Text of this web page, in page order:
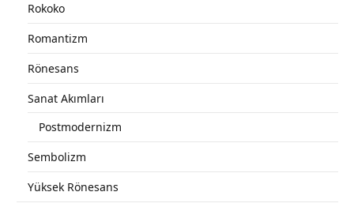
Rokoko
Romantizm
Rönesans
Sanat Akımları
Postmodernizm
Sembolizm
Yüksek Rönesans